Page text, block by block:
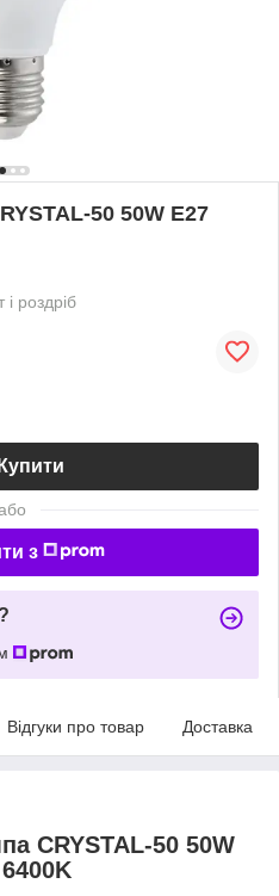
50 50W E27
і роздріб
Купити
з
Відгуки про товар Доставка
CRYSTAL-50 50W